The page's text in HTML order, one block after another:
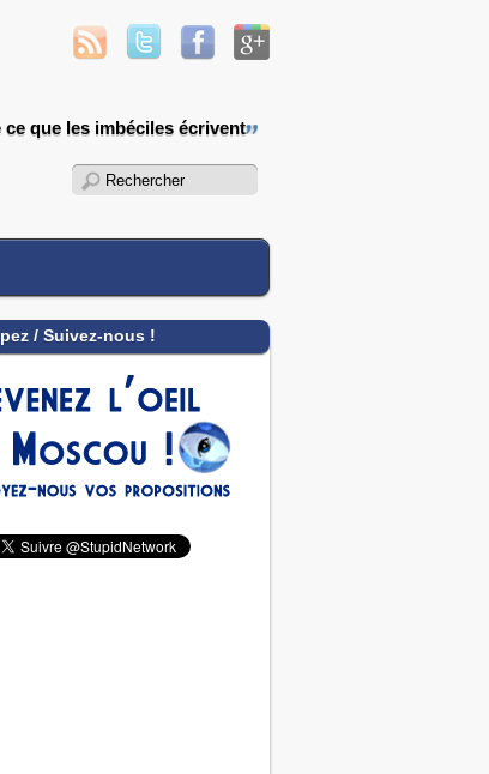
ce que les imbéciles écrivent
/ Suivez-nous !